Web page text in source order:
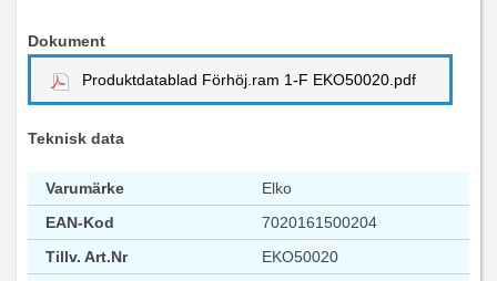
Dokument
Produktdatablad Förhöj.ram 1-F EKO50020.pdf
Teknisk data
Varumärke
Elko
EAN-Kod
7020161500204
Tillv. Art.Nr
EKO50020